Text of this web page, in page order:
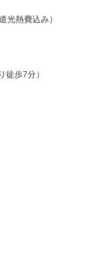
光熱費込み）
徒歩7分）